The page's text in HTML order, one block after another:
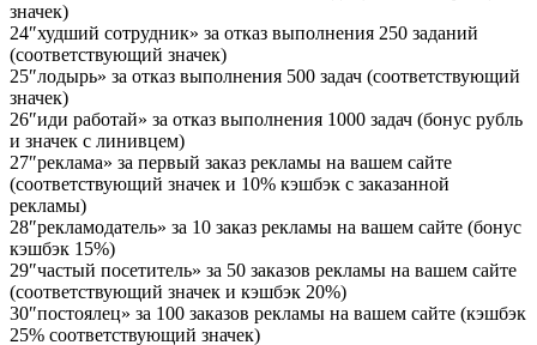
значек)
24″худший сотрудник» за отказ выполнения 250 заданий
(соответствующий значек)
25″лодырь» за отказ выполнения 500 задач (соответствующий
значек)
26″иди работай» за отказ выполнения 1000 задач (бонус рубль
и значек с линивцем)
27″реклама» за первый заказ рекламы на вашем сайте
(соответствующий значек и 10% кэшбэк с заказанной
рекламы)
28″рекламодатель» за 10 заказ рекламы на вашем сайте (бонус
кэшбэк 15%)
29″частый посетитель» за 50 заказов рекламы на вашем сайте
(соответствующий значек и кэшбэк 20%)
30″постоялец» за 100 заказов рекламы на вашем сайте (кэшбэк
25% соответствующий значек)